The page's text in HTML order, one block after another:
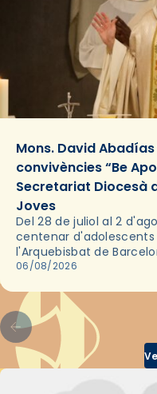
Mons. David
convivències “Be
Secretariat Diocesà
Joves
Del 28 de juliol al 2
centenar d'adolescents
l'Arquebisbat de
les convivències Be
06/08/2026